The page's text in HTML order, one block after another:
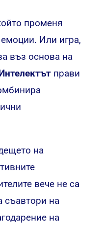
променя
Или игра,
въз основа на
прави
на
вече не са
съавтори на
на